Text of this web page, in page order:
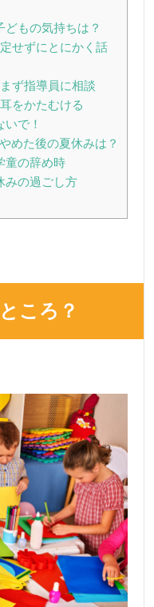
どもの気持ちは？
せずにとにかく話
ず指導員に相談
をかたむける
いで！
めた後の夏休みは？
童の辞め時
みの過ごし方
ころ？